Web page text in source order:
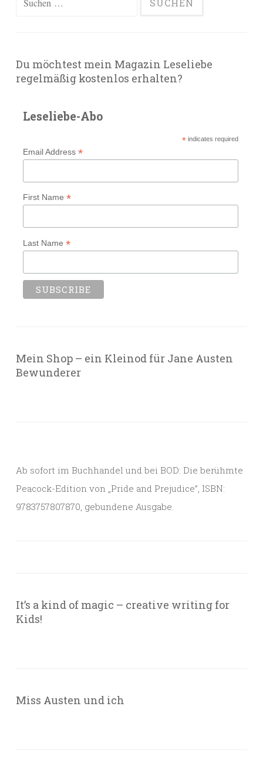
Du möchtest mein Magazin Leseliebe
regelmäßig kostenlos erhalten?
Leseliebe-Abo
*indicates required
Email Address *
First Name *
Last Name *
Mein Shop – ein Kleinod für Jane Austen
Bewunderer
Ab sofort im Buchhandel und bei BOD: Die berühmte
Peacock-Edition von „Pride and Prejudice”, ISBN:
9783757807870, gebundene Ausgabe.
It’s a kind of magic – creative writing for
Kids!
Miss Austen und ich